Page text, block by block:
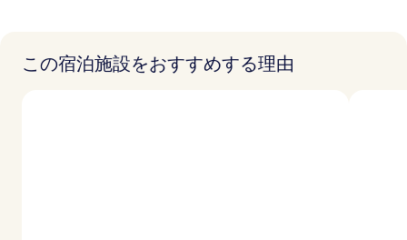
この宿泊施設をおすすめする理由